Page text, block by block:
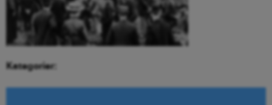
Kategorier: